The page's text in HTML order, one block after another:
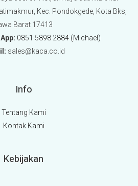
Kec. Pondokgede, Kota Bks,
Barat 17413
0851 5898 2884 (Michael)
sales@kaca.co.id
Info
Tentang Kami
Kontak Kami
Kebijakan